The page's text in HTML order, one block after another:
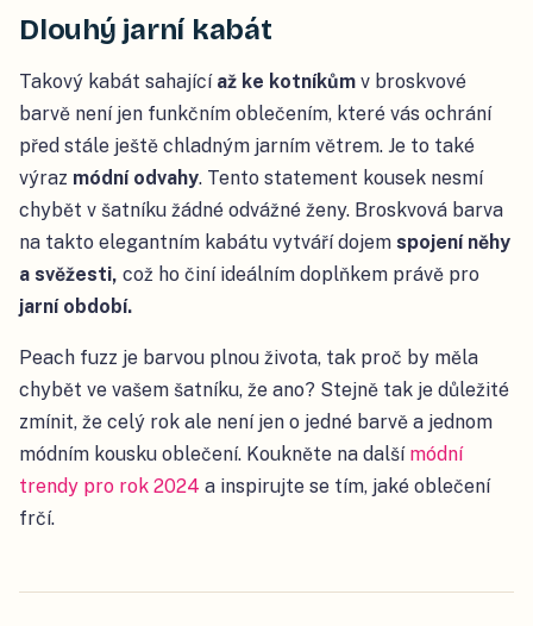
Dlouhý jarní kabát
Takový kabát sahající až ke kotníkům v broskvové
barvě není jen funkčním oblečením, které vás ochrání
před stále ještě chladným jarním větrem. Je to také
výraz módní odvahy. Tento statement kousek nesmí
chybět v šatníku žádné odvážné ženy. Broskvová barva
na takto elegantním kabátu vytváří dojem spojení něhy
a svěžesti, což ho činí ideálním doplňkem právě pro
jarní období.
Peach fuzz je barvou plnou života, tak proč by měla
chybět ve vašem šatníku, že ano? Stejně tak je důležité
zmínit, že celý rok ale není jen o jedné barvě a jednom
módním kousku oblečení. Koukněte na další módní
trendy pro rok 2024 a inspirujte se tím, jaké oblečení
frčí.